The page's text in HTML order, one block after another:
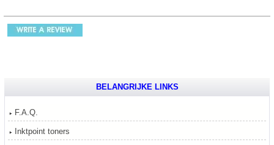
BELANGRIJKE LINKS
F.A.Q.
Inktpoint toners